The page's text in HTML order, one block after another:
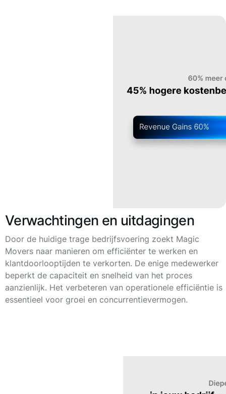
Verwachtingen en uitdagingen
Door de huidige trage bedrijfsvoering zoekt Magic
Movers naar manieren om efficiënter te werken en
klantdoorlooptijden te verkorten. De enige medewerker
beperkt de capaciteit en snelheid van het proces
aanzienlijk. Het verbeteren van operationele efficiëntie is
essentieel voor groei en concurrentievermogen.